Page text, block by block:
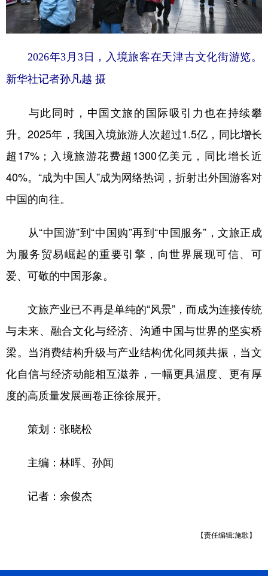
2026年3月3日，入境旅客在天津古文化街游览。
新华社记者孙凡越 摄
与此同时，中国文旅的国际吸引力也在持续攀
升。2025年，我国入境旅游人次超过1.5亿，同比增长
超17%；入境旅游花费超1300亿美元，同比增长近
40%。“成为中国人”成为网络热词，折射出外国游客对
中国的向往。
从“中国游”到“中国购”再到“中国服务”，文旅正成
为服务贸易崛起的重要引擎，向世界展现可信、可
爱、可敬的中国形象。
文旅产业已不再是单纯的“风景”，而成为连接传统
与未来、融合文化与经济、沟通中国与世界的坚实桥
梁。当消费结构升级与产业结构优化同频共振，当文
化自信与经济动能相互滋养，一幅更具温度、更有厚
度的高质量发展画卷正徐徐展开。
策划：张晓松
主编：林晖、孙闻
记者：余俊杰
【责任编辑:施歌】